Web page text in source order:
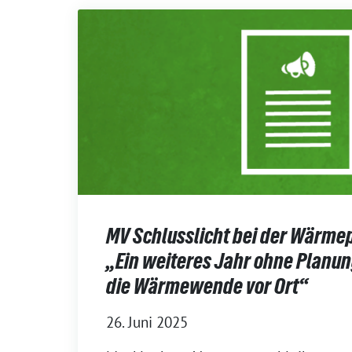
MV Schlusslicht bei der
„Ein weiteres Jahr ohne
die Wärmewende vor Ort“
26. Juni 2025